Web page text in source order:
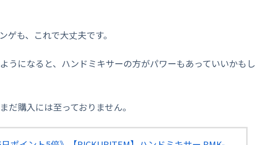
ゲも、これで大丈夫です。
うになると、ハンドミキサーの方がパワーもあっていいかもし
だ購入には至っておりません。